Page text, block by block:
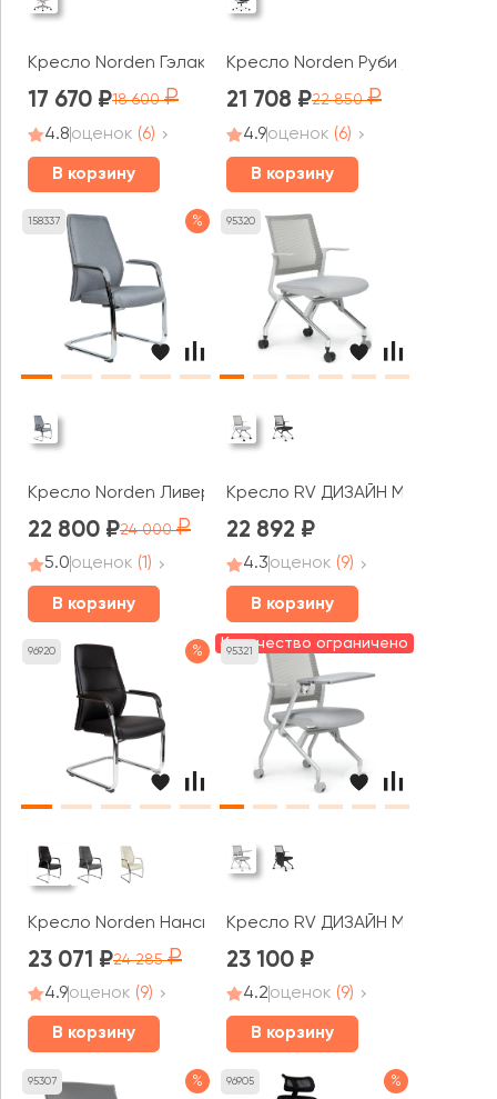
Кресло Norden Гэлакси gray LB
17 670 18 600
4.8оценок (6)
В корзину
Кресло Norden Руби / Ruby LB
21 708 22 850
4.9оценок (6)
В корзину
158337 %
Кресло Norden Ливерпуль нью / Liverpool New CF fabric
22 800 24 000
5.0оценок (1)
В корзину
95320
Кресло RV ДИЗАЙН Моби /
22 892
4.3оценок (9)
В корзину
96920 %
Кресло Norden Нанси / Nancy CF black
23 071 24 285
4.9оценок (9)
В корзину
95321
Количество ограничено
Кресло RV ДИЗАЙН Моби /
23 100
4.2оценок (9)
В корзину
95307 % 96905 %